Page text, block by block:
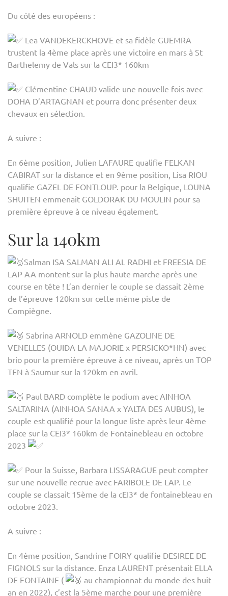
Du côté des européens :
Lea VANDEKERCKHOVE et sa fidèle GUEMRA
trustent la 4ème place après une victoire en mars à St
Barthelemy de Vals sur la CEI3* 160km
Clémentine CHAUD valide une nouvelle fois avec
DOHA D’ARTAGNAN et pourra donc présenter deux
chevaux en sélection.
A suivre :
En 6ème position, Julien LAFAURE qualifie FELKAN
CABIRAT sur la distance et en 9ème position, Lisa RIOU
qualifie GAZEL DE FONTLOUP. pour la Belgique, LOUNA
SHUITEN emmenait GOLDORAK DU MOULIN pour sa
première épreuve à ce niveau également.
Sur la 140km
Salman ISA SALMAN ALI AL RADHI et FREESIA DE
LAP AA montent sur la plus haute marche après une
course en tête ! L’an dernier le couple se classait 2ème
de l’épreuve 120km sur cette même piste de
Compiègne.
Sabrina ARNOLD emmène GAZOLINE DE
VENELLES (OUIDA LA MAJORIE x PERSICKO*HN) avec
brio pour la première épreuve à ce niveau, après un TOP
TEN à Saumur sur la 120km en avril.
Paul BARD complète le podium avec AINHOA
SALTARINA (AINHOA SANAA x YALTA DES AUBUS), le
couple est qualifié pour la longue liste après leur 4ème
place sur la CEI3* 160km de Fontainebleau en octobre
2023
Pour la Suisse, Barbara LISSARAGUE peut compter
sur une nouvelle recrue avec FARIBOLE DE LAP. Le
couple se classait 15ème de la cEI3* de fontainebleau en
octobre 2023.
A suivre :
En 4ème position, Sandrine FOIRY qualifie DESIREE DE
FIGNOLS sur la distance. Enza LAURENT présentait ELLA
DE FONTAINE (
au championnat du monde des huit
an en 2022), c’est la 5ème marche pour une première